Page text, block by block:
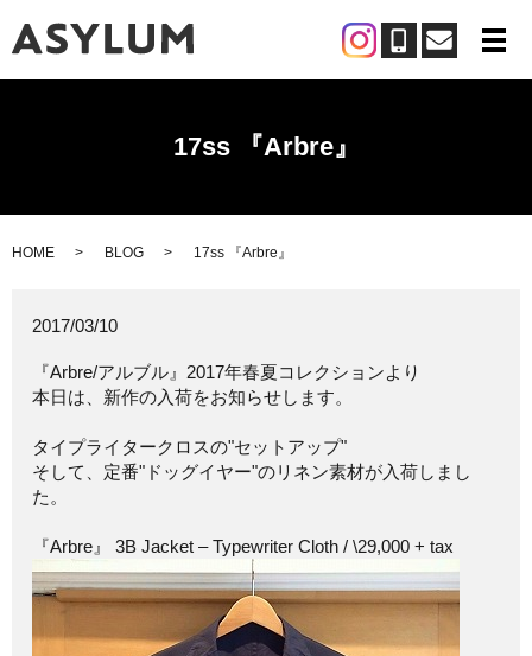
メ
17ss 『Arbre』
HOME BLOG 17ss 『Arbre』
2017/03/10
『Arbre/アルブル』2017年春夏コレクションより
本日は、新作の入荷をお知らせします。
タイプライタークロスの"セットアップ"
そして、定番"ドッグイヤー"のリネン素材が入荷しまし
た。
『Arbre』 3B Jacket – Typewriter Cloth / \29,000 + tax